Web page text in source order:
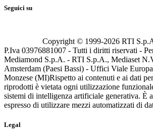
Seguici su
Copyright © 1999-2026 RTI
P.Iva 03976881007 - Tutti i diritti riservati -
Mediamond S.p.A. - RTI S.p.A., Mediaset
Amsterdam (Paesi Bassi) - Uffici Viale
Monzese (MI)Rispetto ai contenuti e ai dati
riprodotti è vietata ogni utilizzazione
sistemi di intelligenza artificiale generativa. È
espresso di utilizzare mezzi automatizzati di
Legal